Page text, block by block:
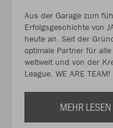
Aus der Garage zum
Erfolgsgeschichte von
heute an. Seit der
optimale Partner für
weltweit und von der
League. WE ARE TEAM!
MEHR LESEN